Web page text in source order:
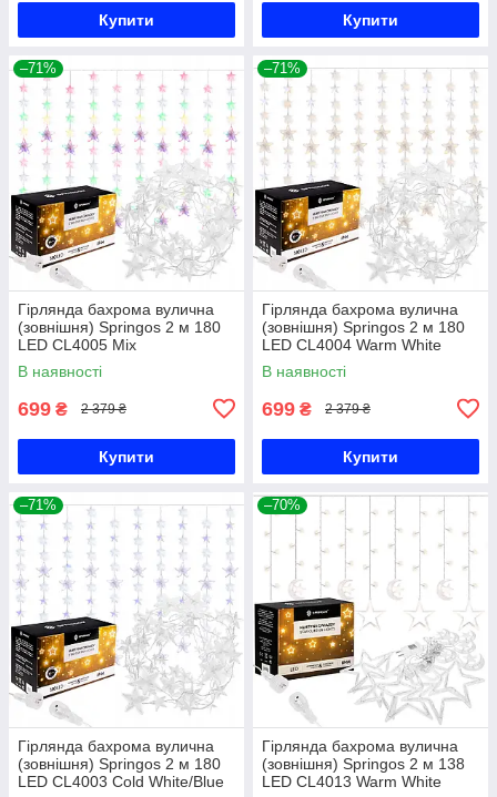
Купити Купити
–71%
Гірлянда бахрома вулична
(зовнішня) Springos 2 м 180
LED CL4005 Mix
В наявності
699 ₴ 2 379 ₴
Купити
–71%
Гірлянда бахрома вулична
(зовнішня) Springos 2 м 180
LED CL4004 Warm White
В наявності
699 ₴ 2 379 ₴
Купити
–71%
Гірлянда бахрома вулична
(зовнішня) Springos 2 м 180
LED CL4003 Cold White/Blue
–70%
Гірлянда бахрома вулична
(зовнішня) Springos 2 м 138
LED CL4013 Warm White